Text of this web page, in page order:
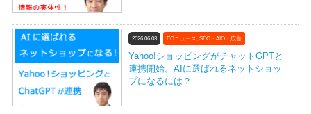
2026.06.03 ECニュース SEO・AIO・広告
Yahoo!ショッピングがチャットGPTと
連携開始。AIに選ばれるネットショッ
プになるには？